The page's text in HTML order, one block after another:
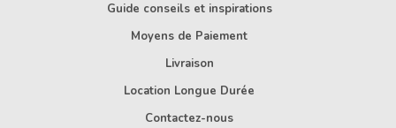
Guide conseils et inspirations
Moyens de Paiement
Livraison
Location Longue Durée
Contactez-nous